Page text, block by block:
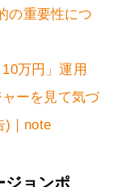
の重要性につ
万円」運用
ーを見て気づ
)｜note
ジョンポ